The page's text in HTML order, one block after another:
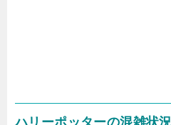
ハリーポッターの混雑状